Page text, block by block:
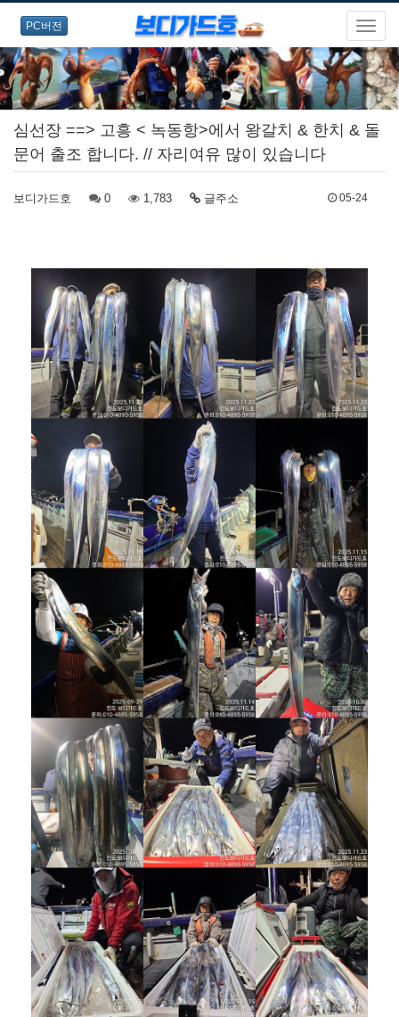
PC버전
심선장 ==> 고흥 < 녹동항>에서 왕갈치 & 한치 & 돌
문어 출조 합니다. // 자리여유 많이 있습니다
보디가드호 0 1,783 글주소 05-24